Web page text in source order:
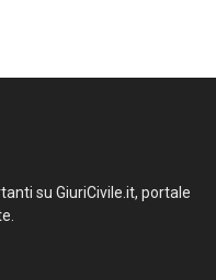
su GiuriCivile.it, portale